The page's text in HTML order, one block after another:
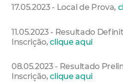
17.05.2023 - Local de Prova,
11.05.2023 - Resultado
Inscrição,clique aqui
08.05.2023 - Resultado
Inscrição,clique aqui